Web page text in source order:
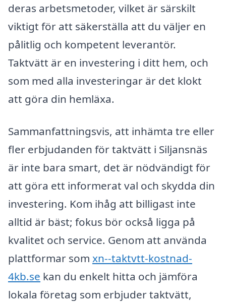
deras arbetsmetoder, vilket är särskilt
viktigt för att säkerställa att du väljer en
pålitlig och kompetent leverantör.
Taktvätt är en investering i ditt hem, och
som med alla investeringar är det klokt
att göra din hemläxa.
Sammanfattningsvis, att inhämta tre eller
fler erbjudanden för taktvätt i Siljansnäs
är inte bara smart, det är nödvändigt för
att göra ett informerat val och skydda din
investering. Kom ihåg att billigast inte
alltid är bäst; fokus bör också ligga på
kvalitet och service. Genom att använda
plattformar som xn--taktvtt-kostnad-
4kb.se kan du enkelt hitta och jämföra
lokala företag som erbjuder taktvätt,